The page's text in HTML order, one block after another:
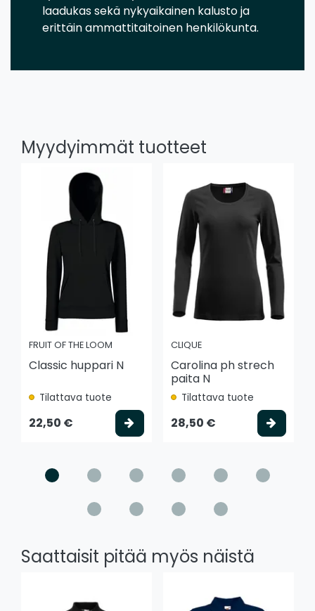
laadukas sekä nykyaikainen kalusto ja
erittäin ammattitaitoinen henkilökunta.
Myydyimmät tuotteet
FRUIT OF THE LOOM
Classic huppari N
Tilattava tuote
22,50 € Valitse vaihtoehto
CLIQUE
Carolina ph strech
paita N
Tilattava tuote
28,50 €
Saattaisit pitää myös näistä